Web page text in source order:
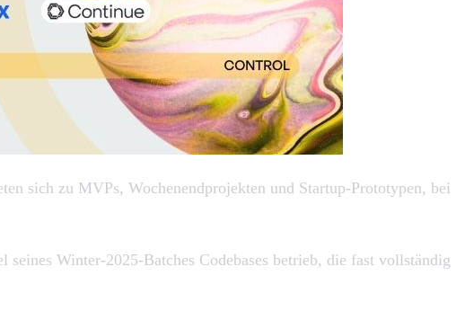
sich zu MVPs, Wochenendprojekten und Startup-Prototypen, bei
Winter-2025-Batches Codebases betrieb, die fast vollständig